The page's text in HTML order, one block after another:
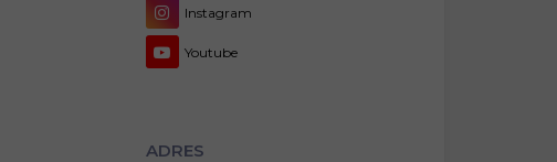
Instagram
Youtube
ADRES